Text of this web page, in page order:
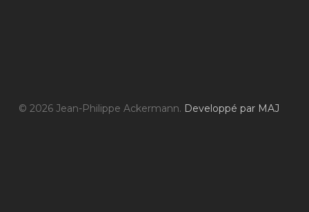
© 2026 Jean-Philippe Ackermann. Developpé par MAJ